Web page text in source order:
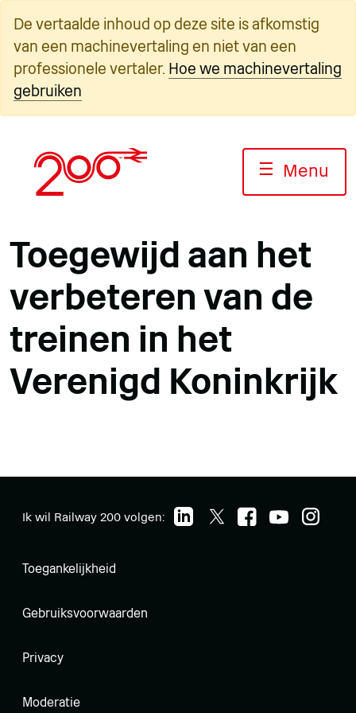
naar
inhoud
De vertaalde inhoud op deze site is afkomstig
van een machinevertaling en niet van een
professionele vertaler. Hoe we machinevertaling
gebruiken
☰ Menu
Toegewijd aan het
verbeteren van de
treinen in het
Verenigd Koninkrijk
Ik wil Railway 200 volgen:
Toegankelijkheid
Gebruiksvoorwaarden
Privacy
Moderatie